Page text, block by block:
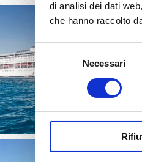
di analisi dei dati
che hanno raccolto
Selezione
del
consenso
Necessari